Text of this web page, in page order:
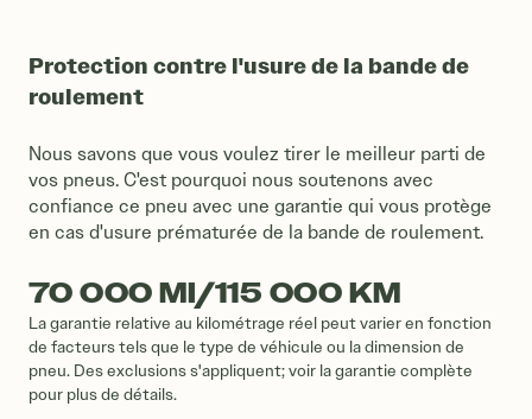
Protection contre l'usure de la bande de
roulement
Nous savons que vous voulez tirer le meilleur parti de
vos pneus. C'est pourquoi nous soutenons avec
confiance ce pneu avec une garantie qui vous protège
en cas d'usure prématurée de la bande de roulement.
70 000 MI/115 000 KM
La garantie relative au kilométrage réel peut varier en fonction
de facteurs tels que le type de véhicule ou la dimension de
pneu. Des exclusions s'appliquent; voir la garantie complète
pour plus de détails.